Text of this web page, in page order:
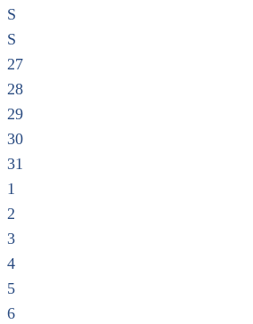
S
S
27
28
29
30
31
1
2
3
4
5
6